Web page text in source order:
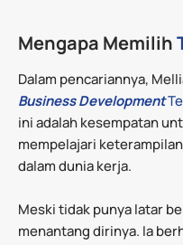
Mengapa Memilih
Dalam pencariannya,
Business Development
ini adalah kesempatan
mempelajari
dalam dunia kerja.
Meski tidak punya latar
menantang dirinya. Ia